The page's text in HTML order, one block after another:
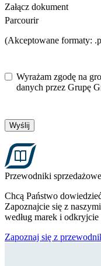
Załącz dokument
Parcourir
(Akceptowane formaty:
Wyrażam zgodę na
danych przez Grupę
Wyślij
Przewodniki sprzedażowe
Chcą Państwo
Zapoznajcie się z
według marek i
Zapoznaj się z